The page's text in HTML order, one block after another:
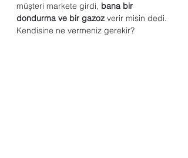
müşteri markete girdi, bana bir
dondurma ve bir gazoz verir misin dedi.
Kendisine ne vermeniz gerekir?